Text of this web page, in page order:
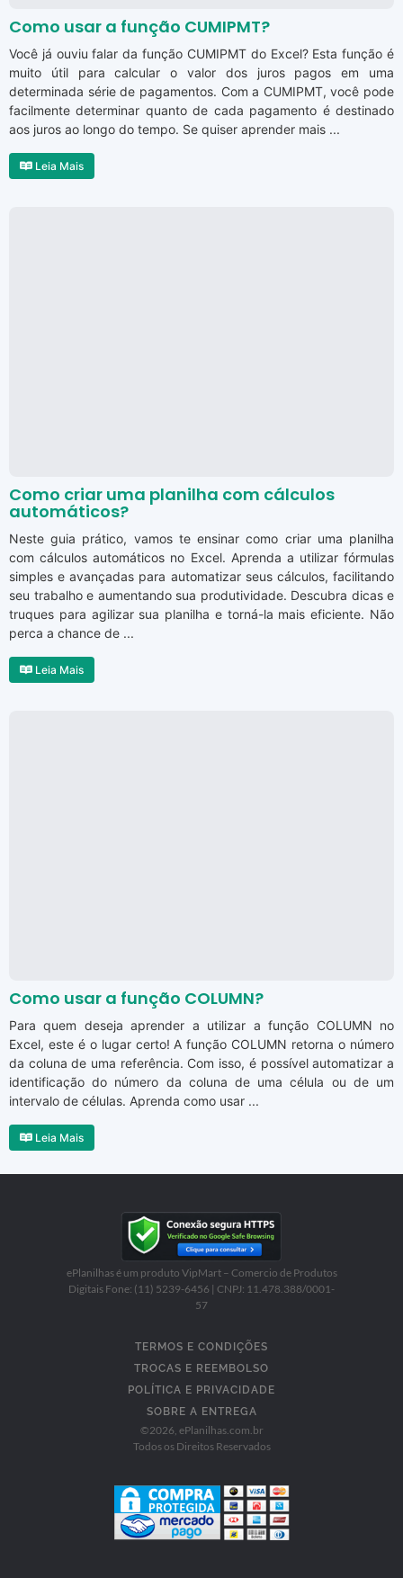
Como usar a função CUMIPMT?
Você já ouviu falar da função CUMIPMT do Excel? Esta função é
muito útil para calcular o valor dos juros pagos em uma
determinada série de pagamentos. Com a CUMIPMT, você pode
facilmente determinar quanto de cada pagamento é destinado
aos juros ao longo do tempo. Se quiser aprender mais ...
Leia Mais
Como criar uma planilha com cálculos
automáticos?
Neste guia prático, vamos te ensinar como criar uma planilha
com cálculos automáticos no Excel. Aprenda a utilizar fórmulas
simples e avançadas para automatizar seus cálculos, facilitando
seu trabalho e aumentando sua produtividade. Descubra dicas e
truques para agilizar sua planilha e torná-la mais eficiente. Não
perca a chance de ...
Leia Mais
Como usar a função COLUMN?
Para quem deseja aprender a utilizar a função COLUMN no
Excel, este é o lugar certo! A função COLUMN retorna o número
da coluna de uma referência. Com isso, é possível automatizar a
identificação do número da coluna de uma célula ou de um
intervalo de células. Aprenda como usar ...
Leia Mais
ePlanilhas é um produto VipMart – Comercio de Produtos
Digitais Fone: (11) 5239-6456 | CNPJ: 11.478.388/0001-
57
TERMOS E CONDIÇÕES
TROCAS E REEMBOLSO
POLÍTICA E PRIVACIDADE
SOBRE A ENTREGA
©2026 , ePlanilhas.com.br
Todos os Direitos Reservados